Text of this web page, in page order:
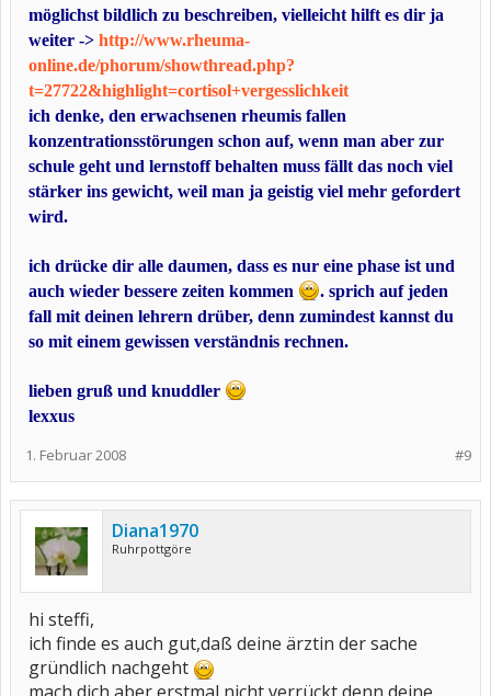
möglichst bildlich zu beschreiben, vielleicht hilft es dir ja
weiter -> http://www.rheuma-
online.de/phorum/showthread.php?
t=27722&highlight=cortisol+vergesslichkeit
ich denke, den erwachsenen rheumis fallen
konzentrationsstörungen schon auf, wenn man aber zur
schule geht und lernstoff behalten muss fällt das noch viel
stärker ins gewicht, weil man ja geistig viel mehr gefordert
wird.
ich drücke dir alle daumen, dass es nur eine phase ist und
auch wieder bessere zeiten kommen
. sprich auf jeden
fall mit deinen lehrern drüber, denn zumindest kannst du
so mit einem gewissen verständnis rechnen.
lieben gruß und knuddler
lexxus
#9
1. Februar 2008
Diana1970
Ruhrpottgöre
hi steffi,
ich finde es auch gut,daß deine ärztin der sache
gründlich nachgeht